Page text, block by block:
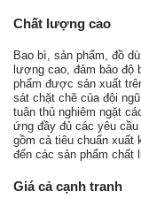
Chất lượng cao
Bao bì, sản phẩm, đồ
lượng cao, đảm bảo độ
phẩm được sản xuất
sát chặt chẽ của đội
tuân thủ nghiêm ngặt
ứng đầy đủ các yêu
gồm cả tiêu chuẩn xuất
đến các sản phẩm chất
Giá cả cạnh tranh